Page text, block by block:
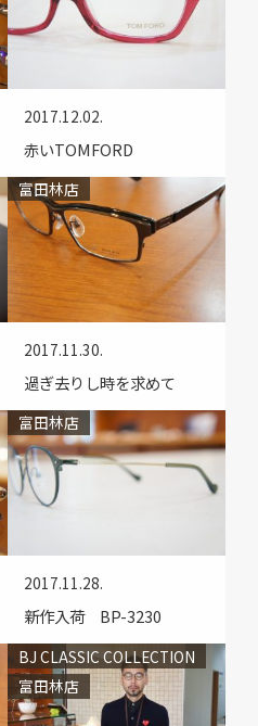
2017.12.02.
赤いTOMFORD
富田林店
2017.11.30.
過ぎ去りし時を求めて
富田林店
2017.11.28.
新作入荷 BP-3230
BJ CLASSIC COLLECTION
富田林店